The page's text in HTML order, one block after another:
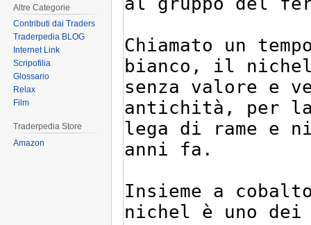
Altre Categorie
Contributi dai Traders
Traderpedia BLOG
Internet Link
Scripofilia
Glossario
Relax
Film
Traderpedia Store
Amazon